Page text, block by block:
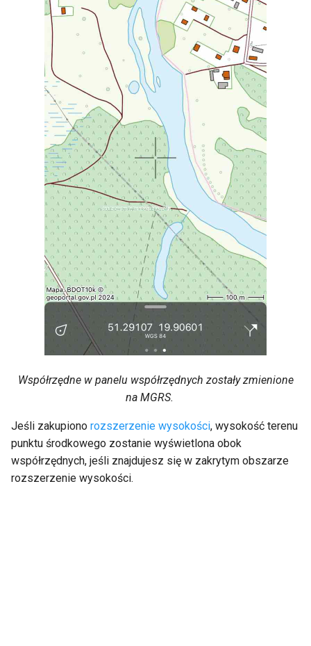
Współrzędne w panelu współrzędnych zostały zmienione
na MGRS.
Jeśli zakupiono rozszerzenie wysokości, wysokość terenu
punktu środkowego zostanie wyświetlona obok
współrzędnych, jeśli znajdujesz się w zakrytym obszarze
rozszerzenie wysokości.